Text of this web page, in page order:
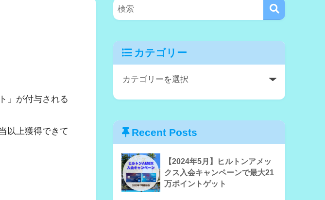
」が付与される
以上獲得できて
カテゴリー
Recent Posts
【2024年5月】ヒルトンアメッ
クス入会キャンペーンで最大21
万ポイントゲット